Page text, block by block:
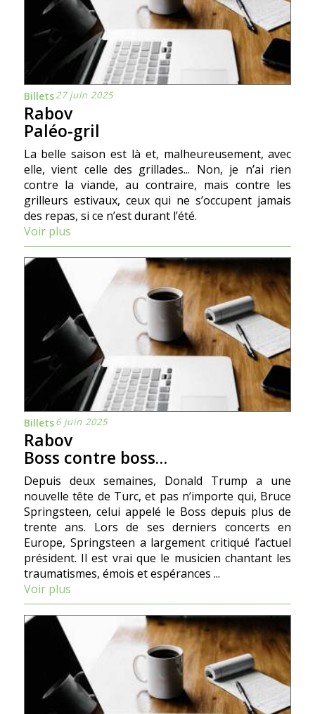
Billets27 juin 2025
Rabov
Paléo-gril
La belle saison est là et, malheureusement, avec
elle, vient celle des grillades... Non, je n’ai rien
contre la viande, au contraire, mais contre les
grilleurs estivaux, ceux qui ne s’occupent jamais
des repas, si ce n’est durant l’été.
Voir plus
Billets6 juin 2025
Rabov
Boss contre boss…
Depuis deux semaines, Donald Trump a une
nouvelle tête de Turc, et pas n’importe qui, Bruce
Springsteen, celui appelé le Boss depuis plus de
trente ans. Lors de ses derniers concerts en
Europe, Springsteen a largement critiqué l’actuel
président. Il est vrai que le musicien chantant les
traumatismes, émois et espérances ...
Voir plus